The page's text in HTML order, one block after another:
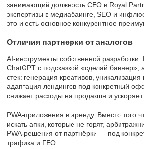
занимающий должность CEO в Royal
экспертизы в медиабаинге, SEO и
это и есть основное конкурентное
Отличия партнерки от аналогов
AI-инструменты собственной разработки.
ChatGPT с подсказкой «сделай баннер»,
стек: генерация креативов, уникализация
адаптация лендингов под конкретный
снижает расходы на продакшн и ускоряет
PWA-приложения в аренду. Вместо того
искать апки, которые не горят,
PWA-решения от партнёрки — под
трафика и ГЕО.